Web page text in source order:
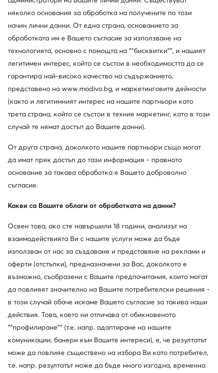
още 15% Код: SUMMER
New Balance
Сникърси · NB 327 · Розов
69,99€
Kappa
Сникърси · Черен
New Balance
Сникърси · Розов
няколко основания за обработка на получените по този
начин лични данни. От една страна, основанието за
обработката им е Вашето съгласие за използване на
технологията, основно с помощта на ""бисквитки"", и нашият
легитимен интерес, който се състои в необходимостта да се
гарантира най-високо качество на съдържанието,
представено на www.modivo.bg, и маркетинговите дейности
(както и легитимният интерес на нашите партньори като
трета страна, който се състои в техния маркетинг, като в този
случай те нямат достъп до Вашите данни).
От друга страна, доколкото нашите партньори също могат
да имат пряк достъп до тази информация - правното
основание за такава обработка е Вашето доброволно
съгласие.
Какви са Вашите облаги от обработката на данни?
Освен това, ако сте навършили 18 години, анализът на
взаимодействията Ви с нашите услуги може да бъде
използван от нас за създаване и представяне на реклами и
оферти (отстъпки), предназначени за Вас, доколкото е
възможно, съобразени с Вашите предпочитания, които могат
да повлияят значително на Вашите потребителски решения -
в този случай обаче искаме Вашето съгласие за такива наши
действия. Това, което ни отличава от обикновеното
""профилиране"" (т.е. напр. адаптиране на нашите
комуникации, банери към Вашите интереси), е, че резултатът
може да повлияе съществено на избора Ви като потребител,
т.е. напр. резултатът може да бъде много изгодна, временна